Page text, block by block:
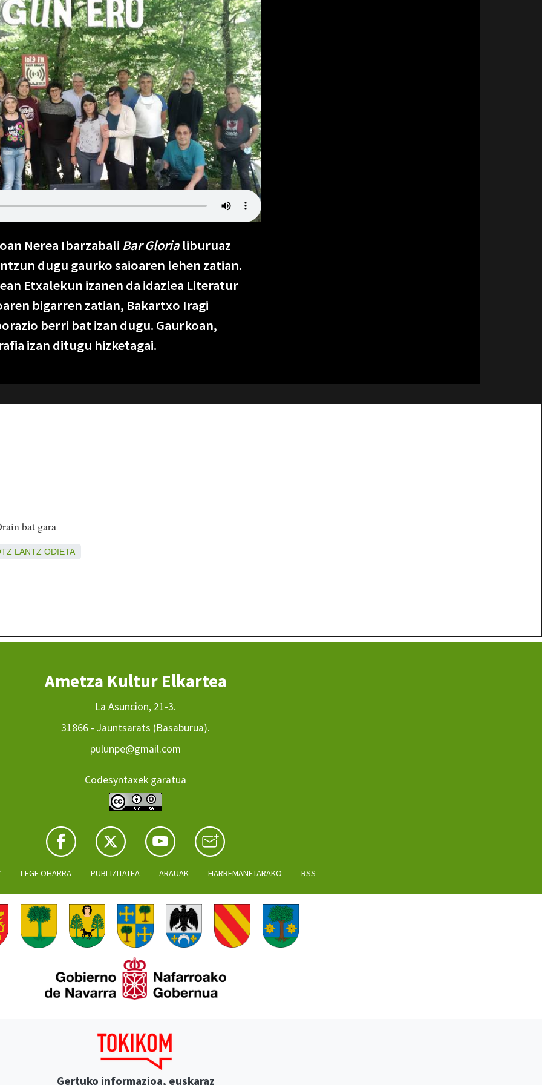
Nerea Ibarzabali Bar Glorialiburuaz
dugu gaurko saioaren lehen zatian.
Etxalekun izanen da idazlea Literatur
bigarren zatian, Bakartxo Iragi
berri bat izan dugu. Gaurkoan,
izan ditugu hizketagai.
bat gara
LANTZ ODIETA
Ametza Kultur Elkartea
La Asuncion, 21-3.
31866 - Jauntsarats (Basaburua).
pulunpe@gmail.com
Codesyntaxek garatua
LEGE OHARRA PUBLIZITATEA ARAUAK HARREMANETARAKO RSS
Gertuko informazioa, euskaraz